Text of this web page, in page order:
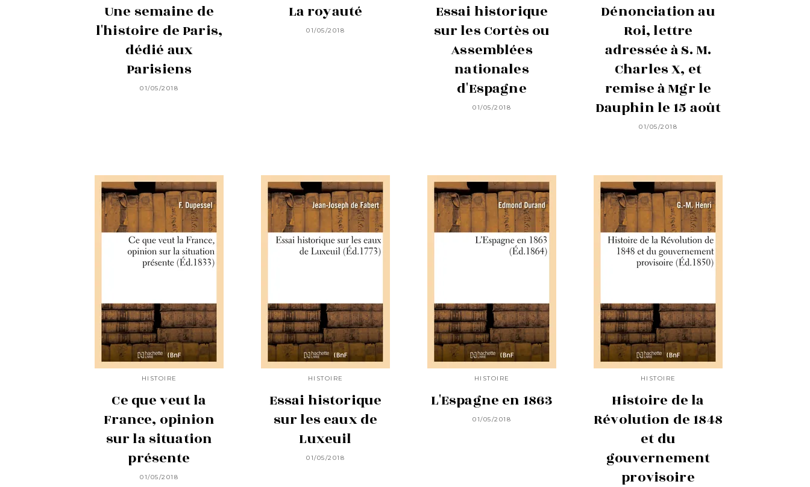
Une semaine de
l'histoire de Paris,
dédié aux
Parisiens
01/05/2018
La royauté
01/05/2018
Essai historique
sur les Cortès ou
Assemblées
nationales
d'Espagne
01/05/2018
Dénonciation au
Roi, lettre
adressée à S. M.
Charles X, et
remise à Mgr le
Dauphin le 15 août
01/05/2018
HISTOIRE
Ce que veut la
France, opinion
sur la situation
présente
01/05/2018
HISTOIRE
Essai historique
sur les eaux de
Luxeuil
01/05/2018
HISTOIRE
L'Espagne en 1863
01/05/2018
HISTOIRE
Histoire de la
Révolution de 1848
et du
gouvernement
provisoire